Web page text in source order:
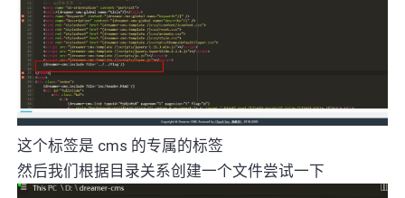
这个标签是 cms 的专属的标签
然后我们根据目录关系创建一个文件尝试一下